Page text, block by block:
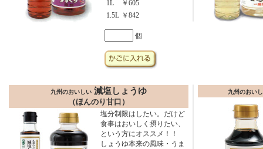
1L
￥605
1.5L ￥842
個
九州のおいしい 減塩しょうゆ
（ほんのり甘口）
塩分制限はしたい。だけど
食事はおいしく摂りたい、
という方にオススメ！！
しょうゆ本来の風味・うま
九州のおい